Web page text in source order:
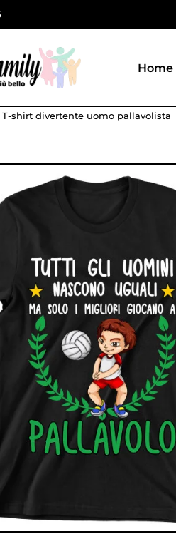
Home
T-shirt divertente uomo pallavolista